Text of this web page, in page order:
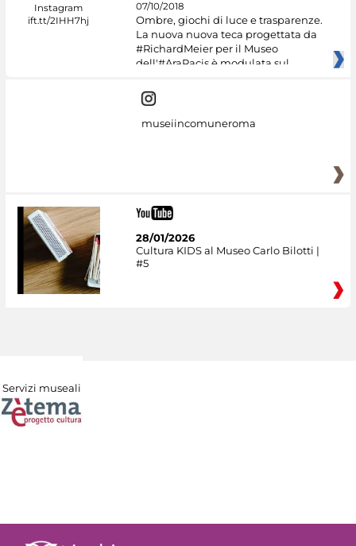
07/10/2018
Ombre, giochi di luce e trasparenze.
La nuova nuova teca progettata da
#RichardMeier per il Museo
dell'#AraPacis è modulata sul
museiincomuneroma
28/01/2026
Cultura KIDS al Museo Carlo Bilotti |
#5
Servizi museali